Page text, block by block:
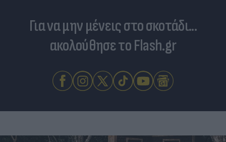
Για να μην μένεις στο σκοτάδι...
ακολούθησε το Flash.gr